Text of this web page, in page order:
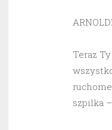
Teraz
szpilka